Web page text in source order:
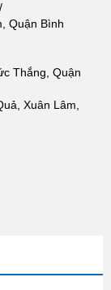
Quận Bình
Thắng, Quận
Xuân Lâm,